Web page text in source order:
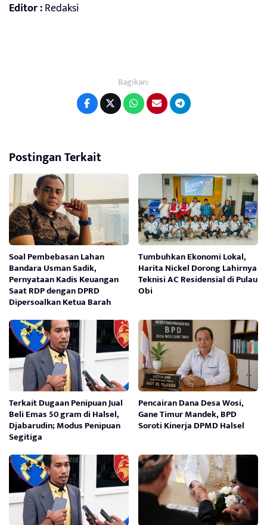
Editor :Redaksi
Bagikan:
Postingan Terkait
Soal Pembebasan Lahan
Bandara Usman Sadik,
Pernyataan Kadis Keuangan
Saat RDP dengan DPRD
Dipersoalkan Ketua Barah
Tumbuhkan Ekonomi Lokal,
Harita Nickel Dorong Lahirnya
Teknisi AC Residensial di Pulau
Obi
Terkait Dugaan Penipuan Jual
Beli Emas 50 gram di Halsel,
Djabarudin; Modus Penipuan
Segitiga
Pencairan Dana Desa Wosi,
Gane Timur Mandek, BPD
Soroti Kinerja DPMD Halsel